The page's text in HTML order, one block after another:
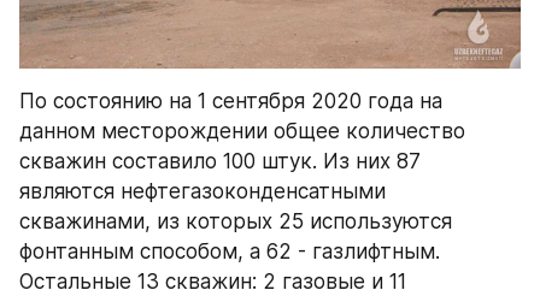
По состоянию на 1 сентября 2020 года на
данном месторождении общее количество
скважин составило 100 штук. Из них 87
являются нефтегазоконденсатными
скважинами, из которых 25 используются
фонтанным способом, а 62 - газлифтным.
Остальные 13 скважин: 2 газовые и 11